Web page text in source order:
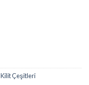
Kilit Çeşitleri